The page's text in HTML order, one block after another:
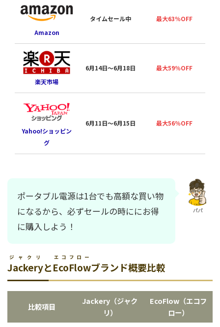
Amazon
タイムセール中 最大63％OFF
楽天市場
6月14日〜6月18日 最大59％OFF
Yahoo!ショッピン
グ
6月11日〜6月15日 最大56％OFF
パパ
ポータブル電源は1台でも高額な買い物
になるから、必ずセールの時ににお得
に購入しよう！
Jackery
ジャクリ
とEcoFlow
エコフロー
ブランド概要比較
比較項目
Jackery（ジャク
リ）
EcoFlow（エコフ
ロー）